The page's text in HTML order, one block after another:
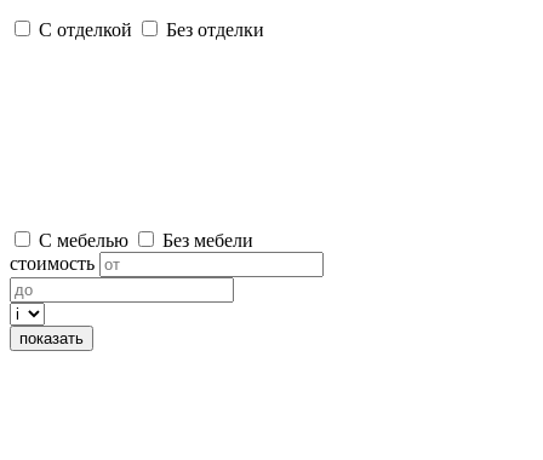
С отделкой Без отделки
С мебелью
Без мебели
стоимость
показать